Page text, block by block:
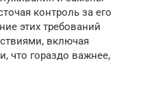
контроль за его
этих требований
включая
что гораздо важнее,